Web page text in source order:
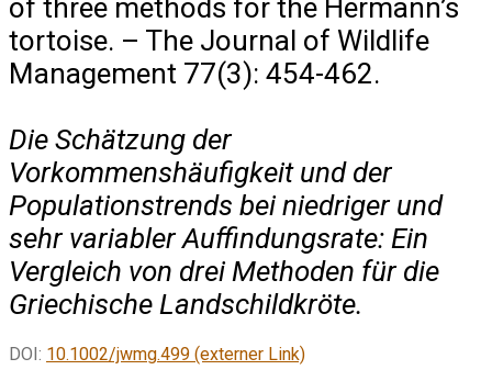
of three methods for the Hermann’s
tortoise. – The Journal of Wildlife
Management 77(3): 454-462.
Die Schätzung der
Vorkommenshäufigkeit und der
Populationstrends bei niedriger und
sehr variabler Auffindungsrate: Ein
Vergleich von drei Methoden für die
Griechische Landschildkröte.
DOI: 10.1002/jwmg.499 (externer Link)